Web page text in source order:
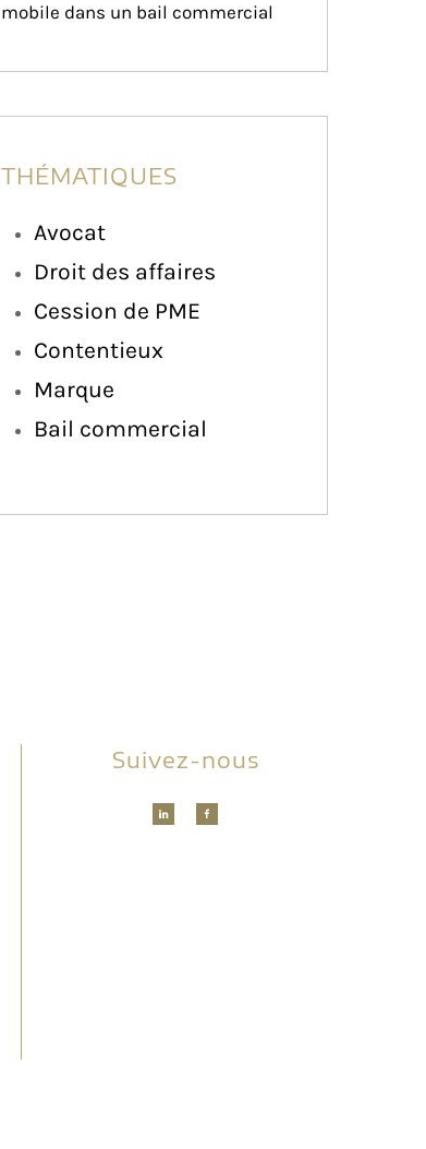
mobile dans un bail commercial
THÉMATIQUES
Avocat
Droit des affaires
Cession de PME
Contentieux
Marque
Bail commercial
Suivez-nous